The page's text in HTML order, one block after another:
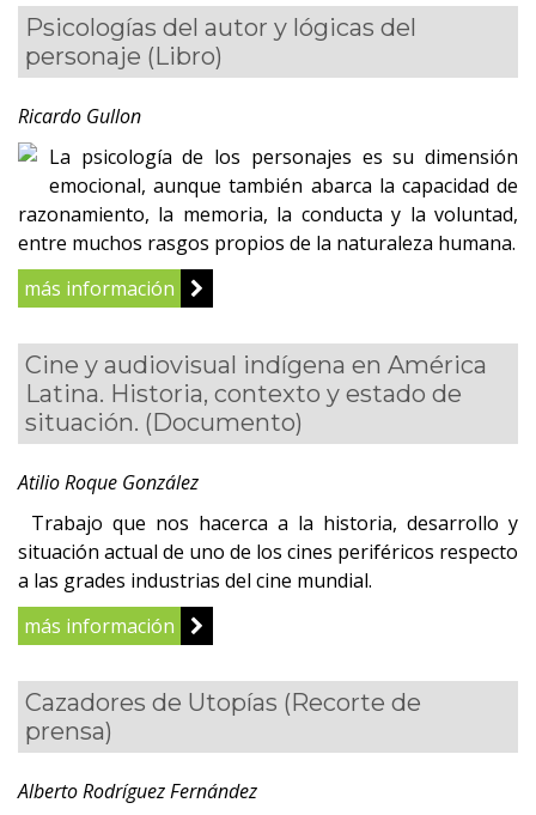
Psicologías del autor y lógicas del
personaje (Libro)
Ricardo Gullon
La psicología de los personajes es su dimensión
emocional, aunque también abarca la capacidad de
razonamiento, la memoria, la conducta y la voluntad,
entre muchos rasgos propios de la naturaleza humana.
más información
Cine y audiovisual indígena en América
Latina. Historia, contexto y estado de
situación. (Documento)
Atilio Roque González
Trabajo que nos hacerca a la historia, desarrollo y
situación actual de uno de los cines periféricos respecto
a las grades industrias del cine mundial.
más información
Cazadores de Utopías (Recorte de
prensa)
Alberto Rodríguez Fernández